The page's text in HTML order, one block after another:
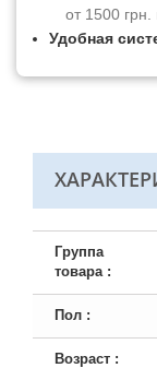
от 1500 грн.
Удобная
Группа
товара :
Пол :
Возраст :